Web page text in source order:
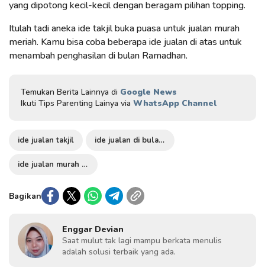
yang dipotong kecil-kecil dengan beragam pilihan topping.
Itulah tadi aneka ide takjil buka puasa untuk jualan murah
meriah. Kamu bisa coba beberapa ide jualan di atas untuk
menambah penghasilan di bulan Ramadhan.
Temukan Berita Lainnya di Google News
Ikuti Tips Parenting Lainya via WhatsApp Channel
ide jualan takjil ide jualan di bulan Ramadhan
ide jualan murah meriah
Bagikan
Enggar Devian
Saat mulut tak lagi mampu berkata menulis
adalah solusi terbaik yang ada.